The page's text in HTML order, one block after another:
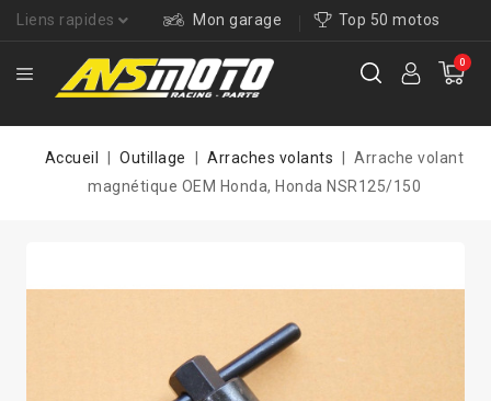
Liens rapides Mon garage Top 50 motos
0
Accueil Outillage Arraches volants
Arrache volant
magnétique OEM Honda, Honda NSR125/150